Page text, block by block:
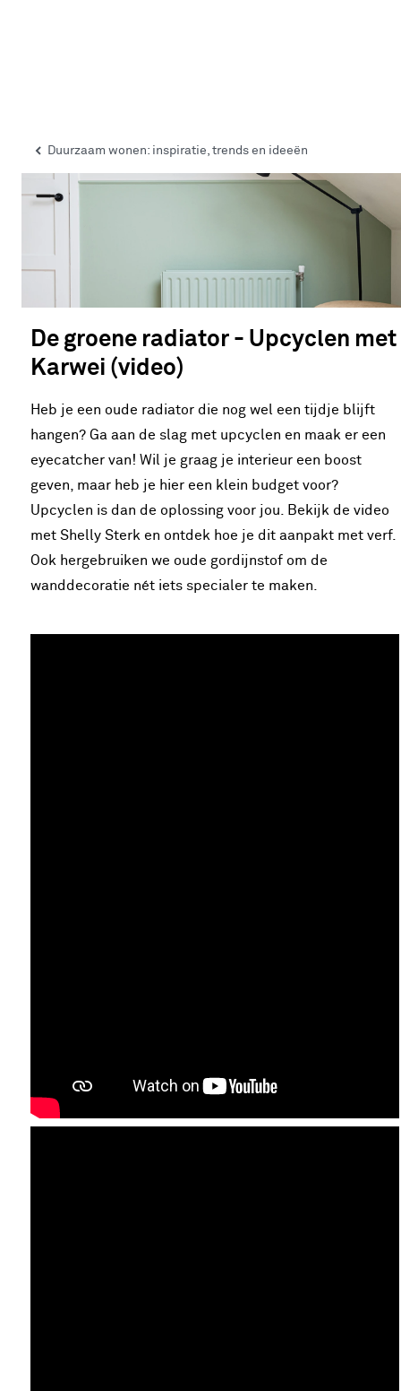
Duurzaam wonen: inspiratie, trends en ideeën
De groene radiator - Upcyclen met
Karwei (video)
Heb je een oude radiator die nog wel een tijdje blijft
hangen? Ga aan de slag met upcyclen en maak er een
eyecatcher van! Wil je graag je interieur een boost
geven, maar heb je hier een klein budget voor?
Upcyclen is dan de oplossing voor jou. Bekijk de video
met Shelly Sterk en ontdek hoe je dit aanpakt met verf.
Ook hergebruiken we oude gordijnstof om de
wanddecoratie nét iets specialer te maken.